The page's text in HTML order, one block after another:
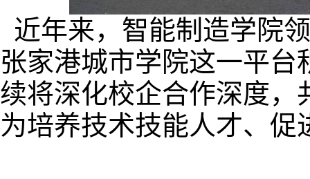
近年来，智能制造学院
张家港城市学院这一平
续将深化校企合作深度，
为培养技术技能人才、促